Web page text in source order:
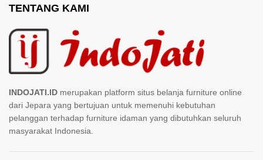
TENTANG KAMI
INDOJATI.ID merupakan platform situs belanja furniture online
dari Jepara yang bertujuan untuk memenuhi kebutuhan
pelanggan terhadap furniture idaman yang dibutuhkan seluruh
masyarakat Indonesia.